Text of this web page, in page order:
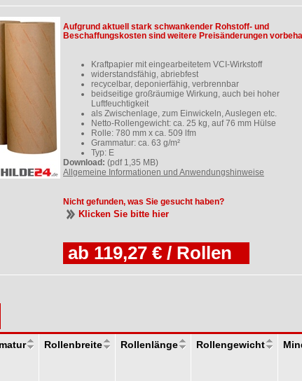
Aufgrund aktuell stark schwankender Rohstoff- und
Beschaffungskosten sind weitere Preisänderungen
Kraftpapier mit eingearbeitetem VCI-Wirkstoff
widerstandsfähig, abriebfest
recycelbar, deponierfähig, verbrennbar
beidseitige großräumige Wirkung, auch bei hoher
Luftfeuchtigkeit
als Zwischenlage, zum Einwickeln, Auslegen etc.
Netto-Rollengewicht: ca. 25 kg, auf 76 mm Hülse
Rolle: 780 mm x ca. 509 lfm
Grammatur: ca. 63 g/m²
Typ: E
Download: (pdf 1,35 MB)
Allgemeine Informationen und Anwendungshinweise
Nicht gefunden, was Sie gesucht haben?
Klicken Sie bitte hier
ab 119,27 € / Rollen
Rollenbreite Rollenlänge Rollengewicht